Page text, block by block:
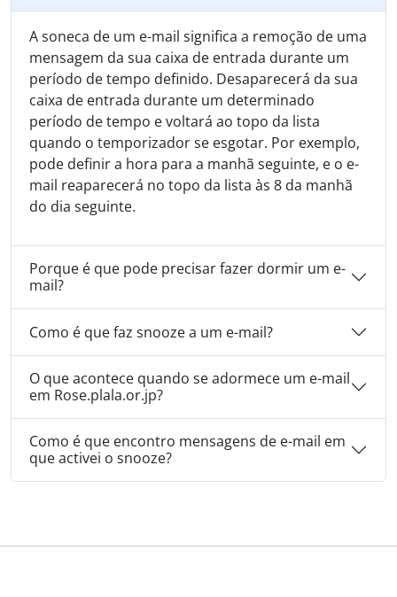
A soneca de um e-mail significa a remoção de uma
mensagem da sua caixa de entrada durante um
período de tempo definido. Desaparecerá da sua
caixa de entrada durante um determinado
período de tempo e voltará ao topo da lista
quando o temporizador se esgotar. Por exemplo,
pode definir a hora para a manhã seguinte, e o e-
mail reaparecerá no topo da lista às 8 da manhã
do dia seguinte.
Porque é que pode precisar fazer dormir um e-
mail?
Como é que faz snooze a um e-mail?
O que acontece quando se adormece um e-mail
em Rose.plala.or.jp?
Como é que encontro mensagens de e-mail em
que activei o snooze?